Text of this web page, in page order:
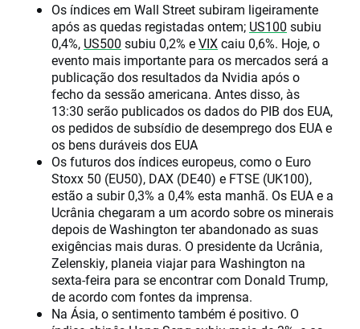
Os índices em Wall Street subiram ligeiramente
após as quedas registadas ontem; US100 subiu
0,4%, US500 subiu 0,2% eVIXcaiu 0,6%. Hoje, o
evento mais importante para os mercados será a
publicação dos resultados da Nvidia após o
fecho da sessão americana. Antes disso, às
13:30 serão publicados os dados do PIB dos EUA,
os pedidos de subsídio de desemprego dos EUA e
os bens duráveis dos EUA
Os futuros dos índices europeus, como o Euro
Stoxx 50 (EU50), DAX (DE40) e FTSE (UK100),
estão a subir 0,3% a 0,4% esta manhã. Os EUA e a
Ucrânia chegaram a um acordo sobre os minerais
depois de Washington ter abandonado as suas
exigências mais duras. O presidente da Ucrânia,
Zelenskiy, planeia viajar para Washington na
sexta-feira para se encontrar com Donald Trump,
de acordo com fontes da imprensa.
Na Ásia, o sentimento também é positivo. O